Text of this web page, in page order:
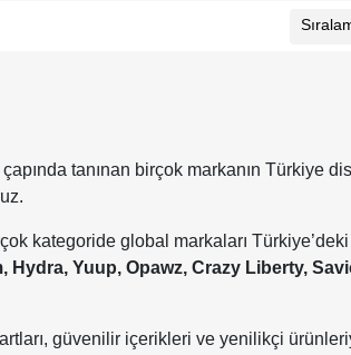
tanınan birçok markanın Türkiye
kategoride global markaları
Hydra, Yuup, Opawz, Crazy Liberty,
güvenilir içerikleri ve yenilikçi